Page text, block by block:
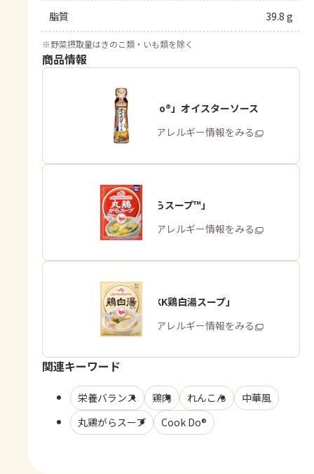
脂質 39.8 g
※野菜摂取量はきのこ類・いも類を除く
商品情報
「Cook Do®」オイスターソース
商品・アレルギー情報をみる
「丸鶏がらスープ™」
商品・アレルギー情報をみる
「味の素KK鶏白湯スープ」
商品・アレルギー情報をみる
関連キーワード
栄養バランス 鶏肉 れんこん
中華風
丸鶏がらスープ
Cook Do®